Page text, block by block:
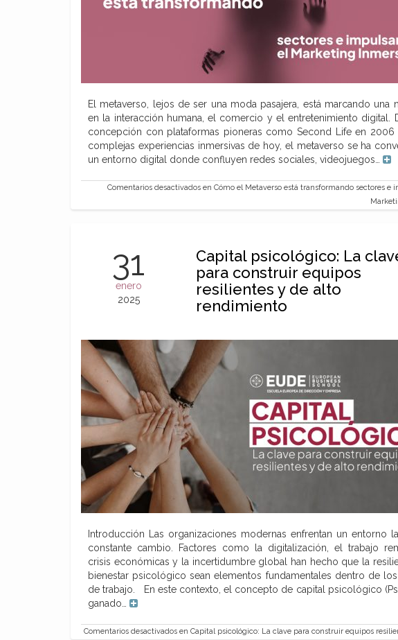
El metaverso, lejos de ser una moda pasajera, está marcando una
en la interacción humana, el comercio y el entretenimiento digital.
concepción con plataformas pioneras como Second Life en 2006
complejas experiencias inmersivas de hoy, el metaverso se ha
un entorno digital donde confluyen redes sociales, videojuegos…
Comentarios desactivados en Cómo el Metaverso está transformando sectores e
31
enero
2025
Capital psicológico: La
para construir equipos
resilientes y de alto
rendimiento
Introducción Las organizaciones modernas enfrentan un entorno
constante cambio. Factores como la digitalización, el trabajo
crisis económicas y la incertidumbre global han hecho que la
bienestar psicológico sean elementos fundamentales dentro de
de trabajo. En este contexto, el concepto de capital psicológico
ganado…
Comentarios desactivados en Capital psicológico: La clave para construir equipos